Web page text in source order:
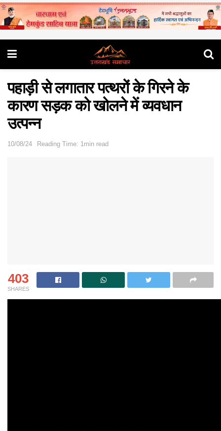
पहाड़ी से लगातार पत्थरों के गिरने के
कारण सड़क को खोलने में व्यवधान
उत्पन्न
10/08/24 Reading Time: 1min read
403
SHARES